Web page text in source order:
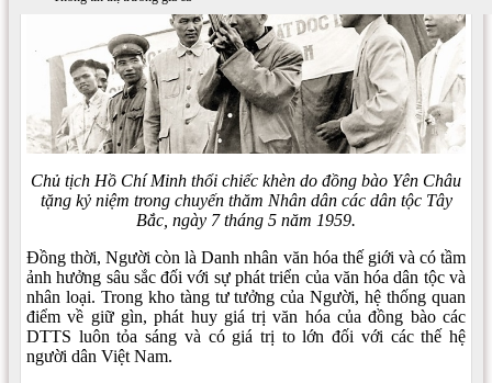
Chủ tịch Hồ Chí Minh thổi chiếc khèn do đồng bào Yên Châu
tặng kỷ niệm trong chuyến thăm Nhân dân các dân tộc Tây
Bắc, ngày 7 tháng 5 năm 1959.
Đồng thời, Người còn là Danh nhân văn hóa thế giới và có tầm
ảnh hưởng sâu sắc đối với sự phát triển của văn hóa dân tộc và
nhân loại. Trong kho tàng tư tưởng của Người, hệ thống quan
điểm về giữ gìn, phát huy giá trị văn hóa của đồng bào các
DTTS luôn tỏa sáng và có giá trị to lớn đối với các thế hệ
người dân Việt Nam.